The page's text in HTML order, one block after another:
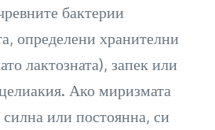
бактерии
определени хранителни
лактозната), запек или
Ако миризмата
или постоянна, си